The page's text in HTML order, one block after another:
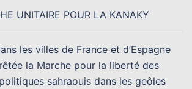
UNITAIRE POUR LA KANAKY
les villes de France et d’Espagne
la Marche pour la liberté des
sahraouis dans les geôles